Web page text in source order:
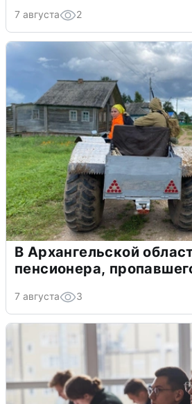
7 августа 2
В Архангельской
пенсионера,
7 августа 3